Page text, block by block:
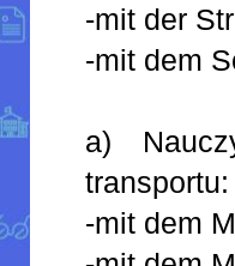
-mit der
-mit dem
a)
transportu:
-mit dem